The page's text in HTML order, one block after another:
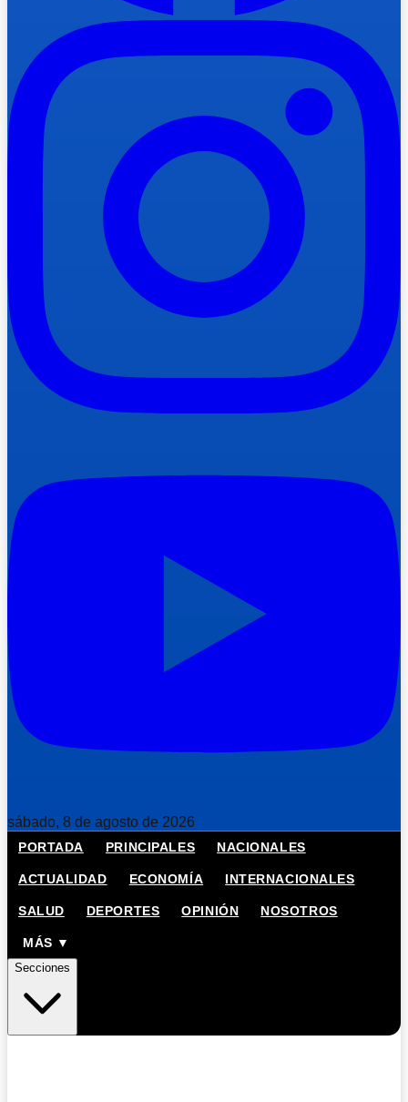
sábado, 8 de agosto de 2026
PORTADA PRINCIPALES NACIONALES
ACTUALIDAD ECONOMÍA INTERNACIONALES
SALUD DEPORTES OPINIÓN NOSOTROS
MÁS ▼
Secciones